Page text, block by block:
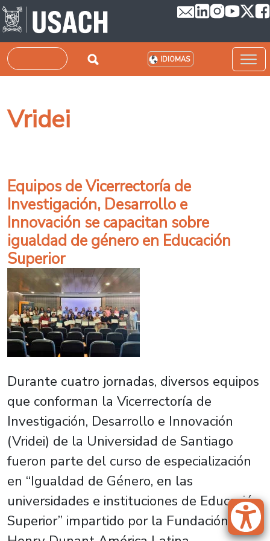
Pasar al contenido principal
Buscar IDIOMAS
Vridei
Equipos de Vicerrectoría de
Investigación, Desarrollo e
Innovación se capacitan sobre
igualdad de género en Educación
Superior
Durante cuatro jornadas, diversos equipos
que conforman la Vicerrectoría de
Investigación, Desarrollo e Innovación
(Vridei) de la Universidad de Santiago
fueron parte del curso de especialización
en “Igualdad de Género, en las
universidades e instituciones de Educación
Superior” impartido por la Fundación